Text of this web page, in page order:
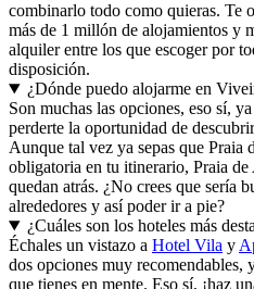
combinarlo todo como quieras. Te
más de 1 millón de alojamientos y
alquiler entre los que escoger por
disposición.
¿Dónde puedo alojarme en
Son muchas las opciones, eso sí,
perderte la oportunidad de
Aunque tal vez ya sepas que Praia
obligatoria en tu itinerario, Praia
quedan atrás. ¿No crees que sería
alrededores y así poder ir a pie?
¿Cuáles son los hoteles más
Échales un vistazo a Hotel Vila y
dos opciones muy recomendables,
que tienes en mente. Eso sí, ¡haz